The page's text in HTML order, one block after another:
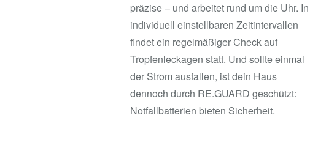
präzise – und arbeitet rund um die Uhr. In
individuell einstellbaren Zeitintervallen
findet ein regelmäßiger Check auf
Tropfenleckagen statt. Und sollte einmal
der Strom ausfallen, ist dein Haus
dennoch durch RE.GUARD geschützt:
Notfallbatterien bieten Sicherheit.